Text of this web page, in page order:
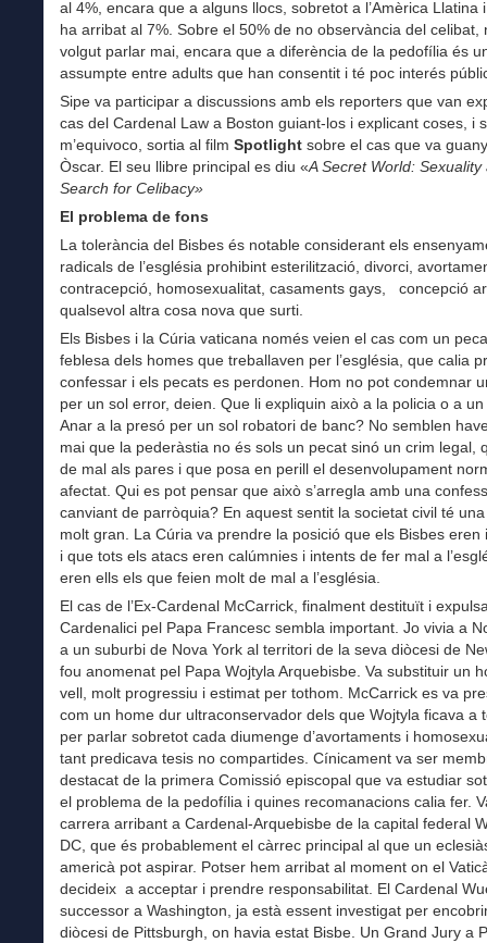
al 4%, encara que a alguns llocs, sobretot a l’Amèrica Llatina
ha arribat al 7%. Sobre el 50% de no observància del celibat,
volgut parlar mai, encara que a diferència de la pedofília és
assumpte entre adults que han consentit i té poc interés
Sipe va participar a discussions amb els reporters que van
cas del Cardenal Law a Boston guiant-los i explicant coses, i
m’equivoco, sortia al film Spotlight sobre el cas que va
Òscar. El seu llibre principal es diu «A Secret World: Sexuality
Search for Celibacy»
El problema de fons
La tolerància del Bisbes és notable considerant els
radicals de l’església prohibint esterilització, divorci,
contracepció, homosexualitat, casaments gays, concepció
qualsevol altra cosa nova que surti.
Els Bisbes i la Cúria vaticana només veien el cas com un
feblesa dels homes que treballaven per l’església, que calia
confessar i els pecats es perdonen. Hom no pot condemnar
per un sol error, deien. Que li expliquin això a la policia o a
Anar a la presó per un sol robatori de banc? No semblen
mai que la pederàstia no és sols un pecat sinó un crim legal,
de mal als pares i que posa en perill el desenvolupament
afectat. Qui es pot pensar que això s’arregla amb una
canviant de parròquia? En aquest sentit la societat civil té
molt gran. La Cúria va prendre la posició que els Bisbes eren
i que tots els atacs eren calúmnies i intents de fer mal a
eren ells els que feien molt de mal a l’església.
El cas de l’Ex-Cardenal McCarrick, finalment destituït i
Cardenalici pel Papa Francesc sembla important. Jo vivia a
a un suburbi de Nova York al territori de la seva diòcesi de
fou anomenat pel Papa Wojtyla Arquebisbe. Va substituir un
vell, molt progressiu i estimat per tothom. McCarrick es va
com un home dur ultraconservador dels que Wojtyla ficava a
per parlar sobretot cada diumenge d’avortaments i
tant predicava tesis no compartides. Cínicament va ser
destacat de la primera Comissió episcopal que va estudiar
el problema de la pedofília i quines recomanacions calia fer.
carrera arribant a Cardenal-Arquebisbe de la capital federal
DC, que és probablement el càrrec principal al que un
americà pot aspirar. Potser hem arribat al moment on el
decideix a acceptar i prendre responsabilitat. El Cardenal
successor a Washington, ja està essent investigat per
diòcesi de Pittsburgh, on havia estat Bisbe. Un Grand Jury a